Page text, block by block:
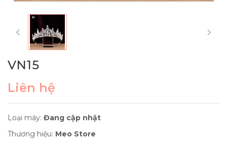
VN15
Liên hệ
Loại máy: Đang cập nhật
Thương hiệu: Meo Store